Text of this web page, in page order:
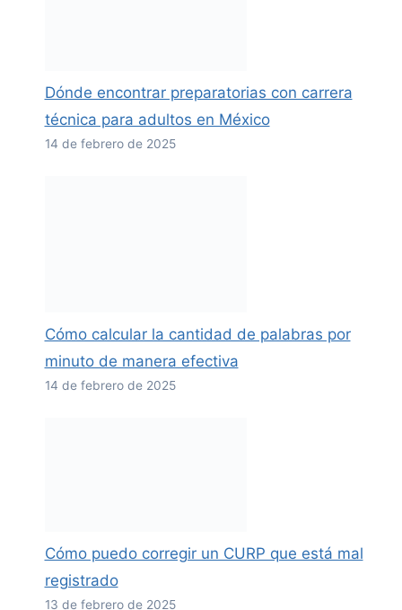
Dónde encontrar preparatorias con carrera
técnica para adultos en México
14 de febrero de 2025
Cómo calcular la cantidad de palabras por
minuto de manera efectiva
14 de febrero de 2025
Cómo puedo corregir un CURP que está mal
registrado
13 de febrero de 2025